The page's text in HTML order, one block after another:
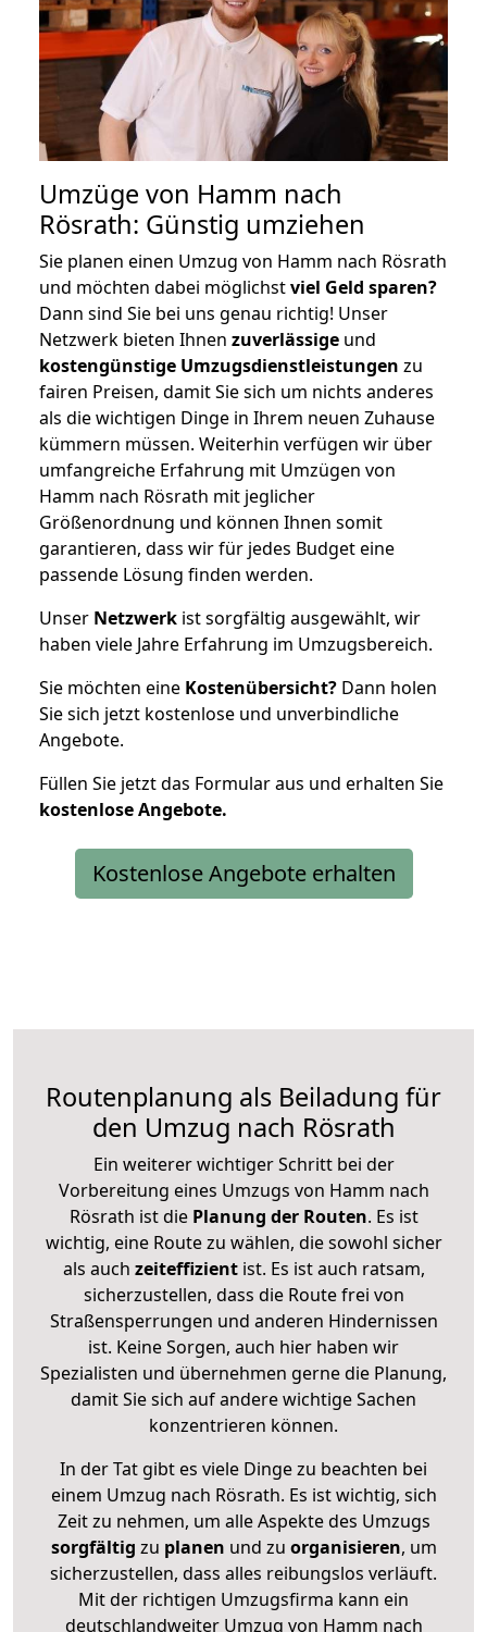
Umzüge von Hamm nach
Rösrath: Günstig umziehen
Sie planen einen Umzug von Hamm nach Rösrath
und möchten dabei möglichstviel Geld sparen?
Dann sind Sie bei uns genau richtig! Unser
Netzwerk bieten Ihnen zuverlässige und
kostengünstige Umzugsdienstleistungen zu
fairen Preisen, damit Sie sich um nichts anderes
als die wichtigen Dinge in Ihrem neuen Zuhause
kümmern müssen. Weiterhin verfügen wir über
umfangreiche Erfahrung mit Umzügen von
Hamm nach Rösrath mit jeglicher
Größenordnung und können Ihnen somit
garantieren, dass wir für jedes Budget eine
passende Lösung finden werden.
Unser Netzwerk ist sorgfältig ausgewählt, wir
haben viele Jahre Erfahrung im Umzugsbereich.
Sie möchten eine Kostenübersicht? Dann holen
Sie sich jetzt kostenlose und unverbindliche
Angebote.
Füllen Sie jetzt das Formular aus und erhalten Sie
kostenloseAngebote.
Kostenlose Angebote erhalten
Routenplanung als Beiladung für
den Umzug nach Rösrath
Ein weiterer wichtiger Schritt bei der
Vorbereitung eines Umzugs von Hamm nach
Rösrath ist diePlanung der Routen. Es ist
wichtig, eine Route zu wählen, die sowohl sicher
als auch zeiteffizientist. Es ist auch ratsam,
sicherzustellen, dass die Route frei von
Straßensperrungen und anderen Hindernissen
ist. Keine Sorgen, auch hier haben wir
Spezialisten und übernehmen gerne die Planung,
damit Sie sich auf andere wichtige Sachen
konzentrieren können.
In der Tat gibt es viele Dinge zu beachten bei
einem Umzug nach Rösrath. Es ist wichtig, sich
Zeit zu nehmen, um alle Aspekte des Umzugs
sorgfältig zu planen und zu organisieren, um
sicherzustellen, dass alles reibungslos verläuft.
Mit der richtigen Umzugsfirma kann ein
deutschlandweiter Umzug von Hamm nach